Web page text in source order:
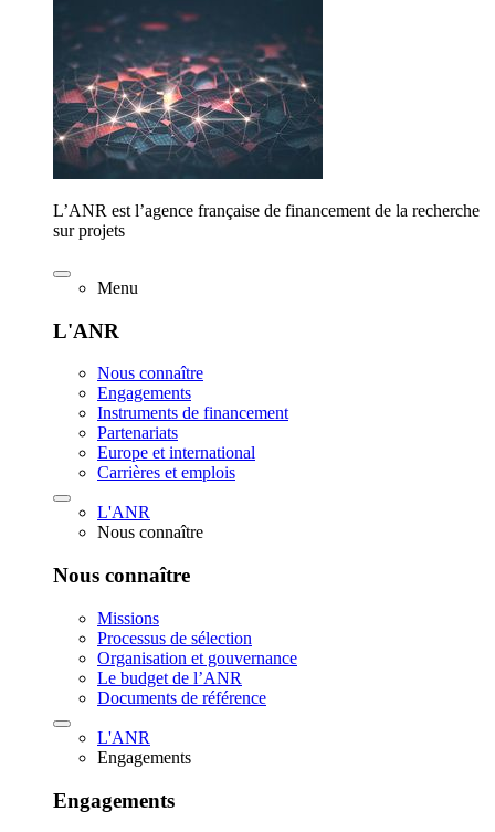
L’ANR est l’agence française de financement de la recherche
sur projets
Menu
L'ANR
Nous connaître
Engagements
Instruments de financement
Partenariats
Europe et international
Carrières et emplois
L'ANR
Nous connaître
Nous connaître
Missions
Processus de sélection
Organisation et gouvernance
Le budget de l’ANR
Documents de référence
L'ANR
Engagements
Engagements